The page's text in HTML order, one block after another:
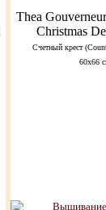
Thea
Christmas
Счетный крест
60х66